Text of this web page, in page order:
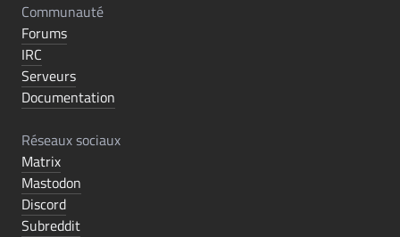
Communauté
Forums
IRC
Serveurs
Documentation
Réseaux sociaux
Matrix
Mastodon
Discord
Subreddit